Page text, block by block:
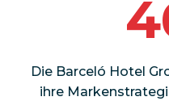
Die Barceló Hotel
ihre